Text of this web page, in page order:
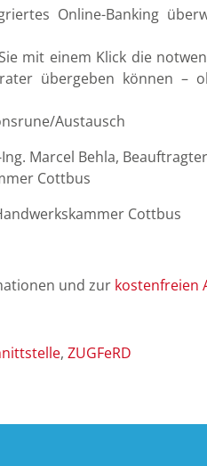
Online-Banking
mit einem Klick die
übergeben können –
Austausch
Marcel Behla,
Cottbus
Cottbus
und zur kostenfreien
ZUGFeRD